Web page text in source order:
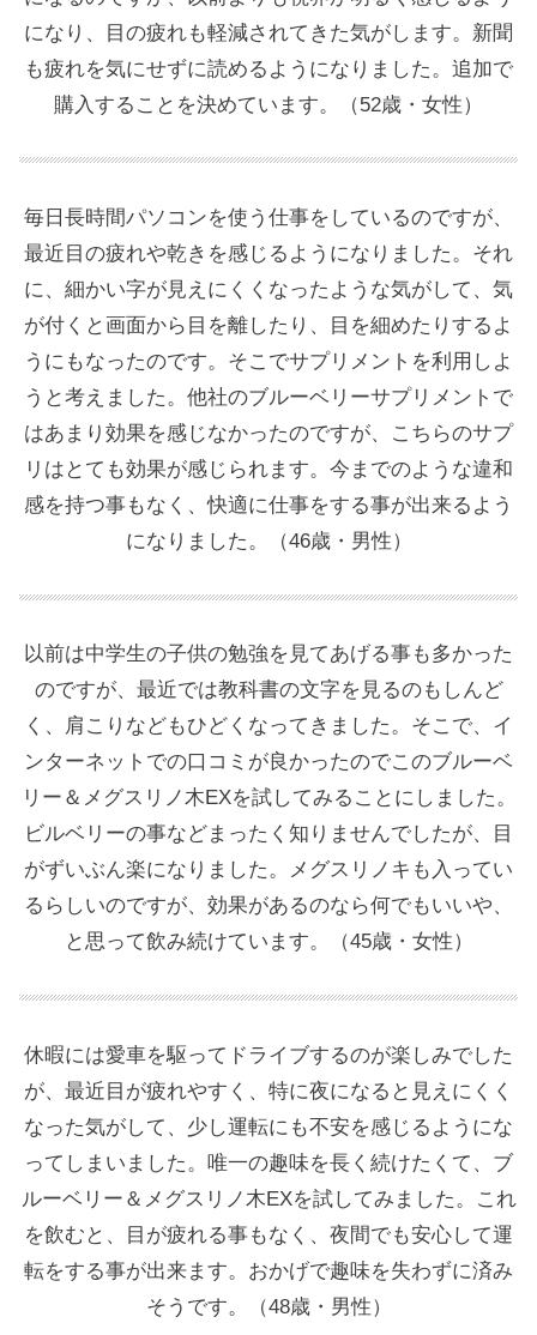
になり、目の疲れも軽減されてきた気がします。新聞
も疲れを気にせずに読めるようになりました。追加で
購入することを決めています。（52歳・女性）
毎日長時間パソコンを使う仕事をしているのですが、
最近目の疲れや乾きを感じるようになりました。それ
に、細かい字が見えにくくなったような気がして、気
が付くと画面から目を離したり、目を細めたりするよ
うにもなったのです。そこでサプリメントを利用しよ
うと考えました。他社のブルーベリーサプリメントで
はあまり効果を感じなかったのですが、こちらのサプ
リはとても効果が感じられます。今までのような違和
感を持つ事もなく、快適に仕事をする事が出来るよう
になりました。（46歳・男性）
以前は中学生の子供の勉強を見てあげる事も多かった
のですが、最近では教科書の文字を見るのもしんど
く、肩こりなどもひどくなってきました。そこで、イ
ンターネットでの口コミが良かったのでこのブルーベ
リー＆メグスリノ木EXを試してみることにしました。
ビルベリーの事などまったく知りませんでしたが、目
がずいぶん楽になりました。メグスリノキも入ってい
るらしいのですが、効果があるのなら何でもいいや、
と思って飲み続けています。（45歳・女性）
休暇には愛車を駆ってドライブするのが楽しみでした
が、最近目が疲れやすく、特に夜になると見えにくく
なった気がして、少し運転にも不安を感じるようにな
ってしまいました。唯一の趣味を長く続けたくて、ブ
ルーベリー＆メグスリノ木EXを試してみました。これ
を飲むと、目が疲れる事もなく、夜間でも安心して運
転をする事が出来ます。おかげで趣味を失わずに済み
そうです。（48歳・男性）